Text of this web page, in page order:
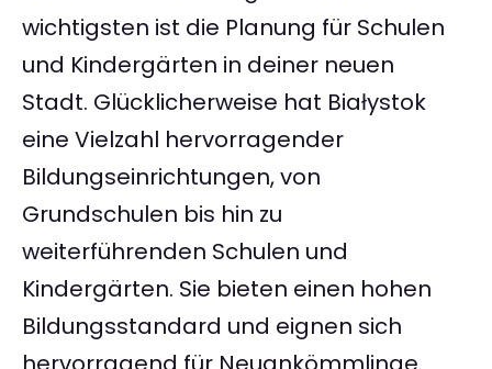
wichtigsten ist die Planung für Schulen
und Kindergärten in deiner neuen
Stadt. Glücklicherweise hat Białystok
eine Vielzahl hervorragender
Bildungseinrichtungen, von
Grundschulen bis hin zu
weiterführenden Schulen und
Kindergärten. Sie bieten einen hohen
Bildungsstandard und eignen sich